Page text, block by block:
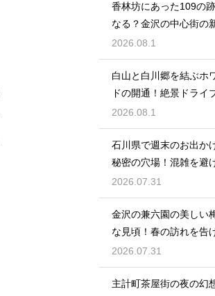
香林坊にあった109の
なる？金沢の中心街の
と未来
2026.08.1
白山と白川郷を結ぶホ
ドの開通！絶景ドライ
を満喫
2026.08.1
石川県で週末のお出か
秘密の穴場！混雑を避
ッシュ
2026.07.31
金沢の兼六園の美しい
な見頃！春の訪れを告
花の絶景
2026.07.31
主計町茶屋街の夜の幻